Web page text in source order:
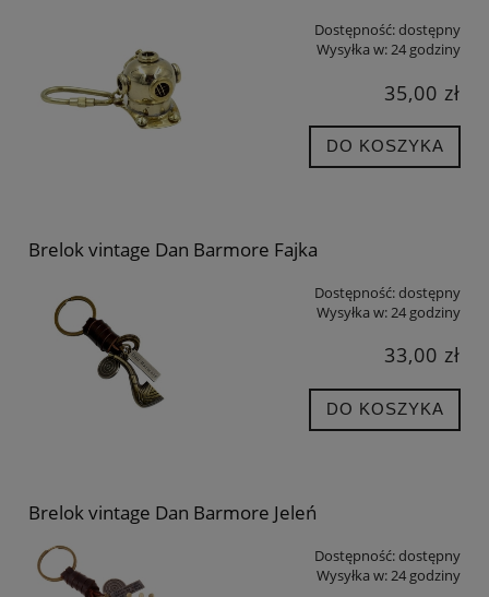
Dostępność:dostępny
Wysyłka w:24 godziny
35,00 zł
DO KOSZYKA
Brelok vintage Dan Barmore Fajka
Dostępność:dostępny
Wysyłka w:24 godziny
33,00 zł
DO KOSZYKA
Brelok vintage Dan Barmore Jeleń
Dostępność:dostępny
Wysyłka w:24 godziny